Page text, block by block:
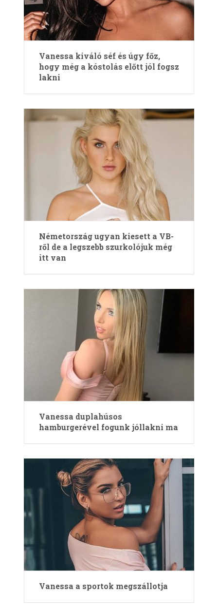
Va­nessa kiváló séf és úgy főz,
hogy még a kóstolás előtt jól fogsz
lakni
Németország ugyan kiesett a VB-
ről de a legszebb szurkolójuk még
itt van
Vanessa duplahúsos
hamburgerével fogunk jóllakni ma
Va­nessa a sportok megszállotja